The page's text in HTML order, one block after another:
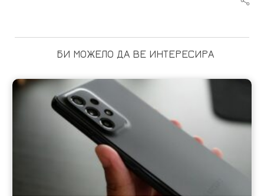
БИ МОЖЕЛО ДА ВЕ ИНТЕРЕСИРА